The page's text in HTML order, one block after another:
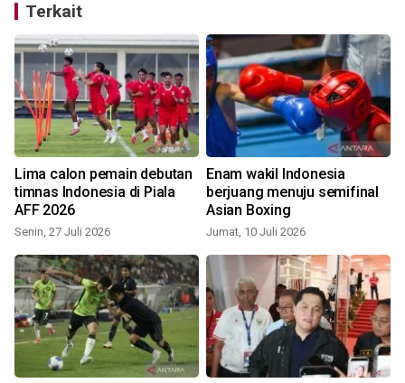
Terkait
Lima calon pemain debutan
timnas Indonesia di Piala
AFF 2026
Senin, 27 Juli 2026
Enam wakil Indonesia
berjuang menuju semifinal
Asian Boxing
Jumat, 10 Juli 2026